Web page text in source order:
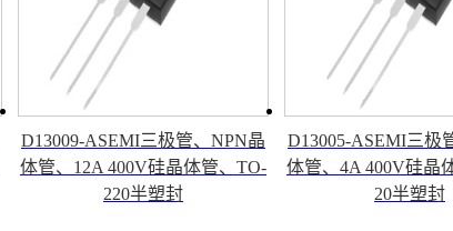
D13009-ASEMI三极管、NPN晶
体管、12A 400V硅晶体管、TO-
220半塑封
D13005-ASEMI三极
体管、4A 400V硅晶
20半塑封